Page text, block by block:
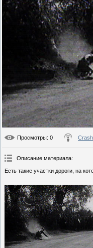
Просмотры: 0
Описание материала:
Есть такие участки дороги, на